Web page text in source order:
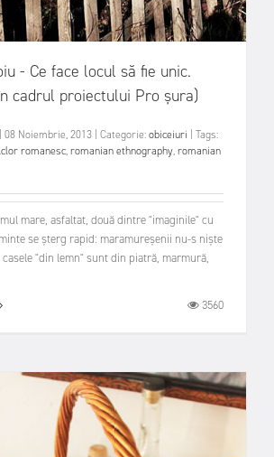
- Ce face locul să fie unic.
cadrul proiectului Pro șura)
| 08 Noiembrie, 2013 | Categorie:obiceiuri | Tags:
romanesc,romanian ethnography,romanian
mare, asfaltat, două dintre "imaginile" cu
se şterg rapid: maramureşenii nu-s nişte
"din lemn" sunt din piatră, marmură,
3560